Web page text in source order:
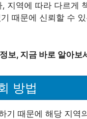
지역에 따라 다르게
때문에 신뢰할 수
보, 지금 바로 알아보
방법
기 때문에 해당 지역